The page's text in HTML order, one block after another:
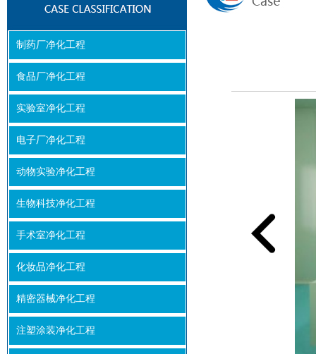
制药厂净化工程
食品厂净化工程
实验室净化工程
电子厂净化工程
动物实验净化工程
生物科技净化工程
手术室净化工程
化妆品净化工程
精密器械净化工程
注塑涂装净化工程